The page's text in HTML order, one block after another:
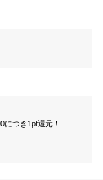
つき1pt還元！